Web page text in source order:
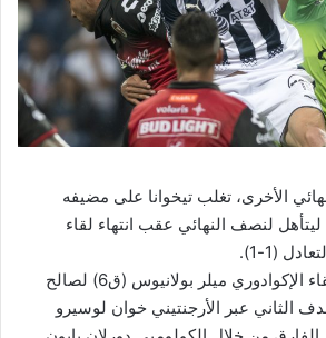
الأخرى، تغلب تيخوانا على مضيفه
لنصف النهائي عقب انتهاء لقاء
(1-1).
استهل التهديف في اللقاء الإكوادوري ميلر بولانيوس (ق6) لصالح
الثاني عبر الأرجنتيني خوان لوسيرو